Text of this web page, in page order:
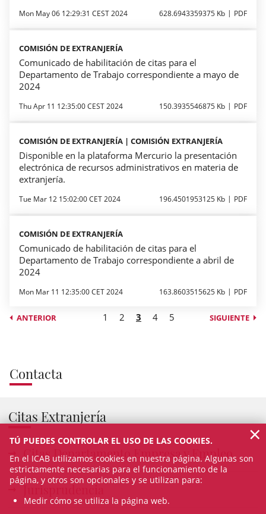
Mon May 06 12:29:31 CEST 2024 628.6943359375 Kb PDF
COMISIÓN DE EXTRANJERÍA
Comunicado de habilitación de citas para el
Departamento de Trabajo correspondiente a mayo de
2024
Thu Apr 11 12:35:00 CEST 2024 150.3935546875 Kb PDF
COMISIÓN DE EXTRANJERÍA | COMISIÓN EXTRANJERÍA
Disponible en la plataforma Mercurio la presentación
electrónica de recursos administrativos en materia de
extranjería.
Tue Mar 12 15:02:00 CET 2024 196.4501953125 Kb PDF
COMISIÓN DE EXTRANJERÍA
Comunicado de habilitación de citas para el
Departamento de Trabajo correspondiente a abril de
2024
Mon Mar 11 12:35:00 CET 2024 163.8603515625 Kb PDF
ANTERIOR 1 2 3 4 5 SIGUIENTE
Contacta
Citas Extranjería
Citas Departamento Empresa y Empleo
Jurisprudencia
TÚ PUEDES CONTROLAR EL USO DE LAS COOKIES.
En el ICAB utilizamos cookies en nuestra página. Algunas son
estrictamente necesarias para el funcionamiento de la
página, y otros son opcionales y se utilizan para:
Medir cómo se utiliza la página web.
×